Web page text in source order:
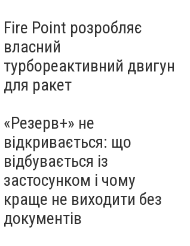
Fire Point розробляє
власний
турбореактивний двигун
для ракет
«Резерв+» не
відкривається: що
відбувається із
застосунком і чому
краще не виходити без
документів